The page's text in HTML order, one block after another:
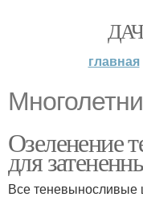
главная
Озеленение
для
Все